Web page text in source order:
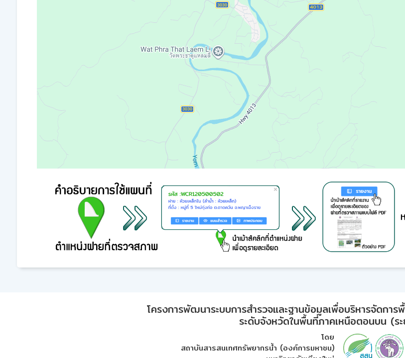
โครงการพัฒนาระบบการสำรวจและฐานข้อมูลเพื่อบริหารจัดกา
ระดับจังหวัดในพื้นที่ภาคเหนือตอนบน (ร
โดย
สถาบันสารสนเทศทรัพยากรน้ำ (องค์การมหาชน)